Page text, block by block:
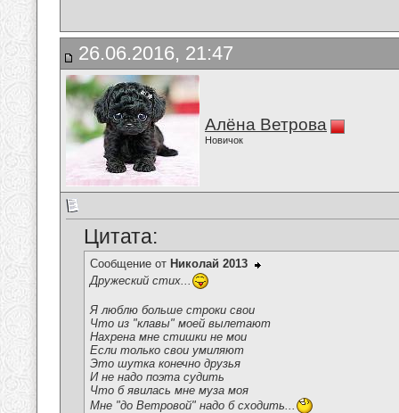
26.06.2016, 21:47
Алёна Ветрова
Новичок
Цитата:
Сообщение от Николай 2013
Дружеский стих...
Я люблю больше строки свои
Что из "клавы" моей вылетают
Нахрена мне стишки не мои
Если только свои умиляют
Это шутка конечно друзья
И не надо поэта судить
Что б явилась мне муза моя
Мне "до Ветровой" надо б сходить...